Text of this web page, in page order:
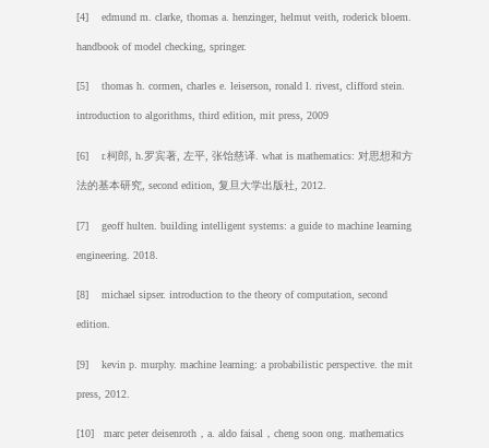
[4] edmund m. clarke, thomas a. henzinger, helmut veith, roderick bloem.
handbook of model checking, springer.
[5] thomas h. cormen, charles e. leiserson, ronald l. rivest, clifford stein.
introduction to algorithms, third edition, mit press, 2009
[6] r.柯郎 , h. 罗宾著 左平 张饴慈译 . what is mathematics: 对思想和方
法的基本研究 , second edition, 复旦大学出版社 , 2012.
[7] geoff hulten. building intelligent systems: a guide to machine learning
engineering. 2018.
[8] michael sipser. introduction to the theory of computation, second
edition.
[9] kevin p. murphy. machine learning: a probabilistic perspective. the mit
press, 2012.
[10] marc peter deisenroth ， a. aldo faisal ， cheng soon ong. mathematics